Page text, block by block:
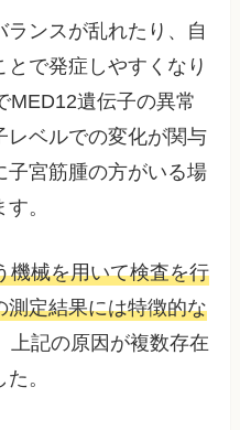
ンスが乱れたり、自
で発症しやすくなり
MED12遺伝子の異常
レベルでの変化が関与
子宮筋腫の方がいる場
。
機械を用いて検査を行
測定結果には特徴的な
上記の原因が複数存在
。